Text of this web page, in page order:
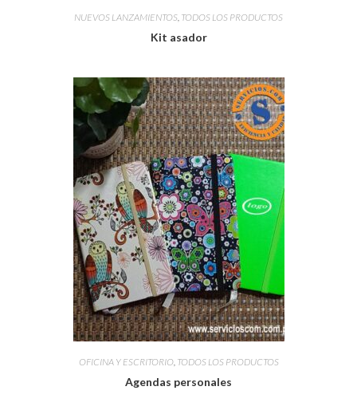
NUEVOS LANZAMIENTOS, TODOS LOS PRODUCTOS
Kit asador
OFICINA Y ESCRITORIO, TODOS LOS PRODUCTOS
Agendas personales